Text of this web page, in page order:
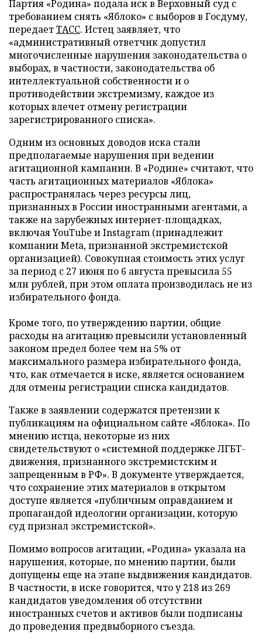
Партия «Родина» подала иск в Верховный суд с
требованием снять «Яблоко» с выборов в Госдуму,
передаетТАСС. Истец заявляет, что
«административный ответчик допустил
многочисленные нарушения законодательства о
выборах, в частности, законодательства об
интеллектуальной собственности и о
противодействии экстремизму, каждое из
которых влечет отмену регистрации
зарегистрированного списка».
Одним из основных доводов иска стали
предполагаемые нарушения при ведении
агитационной кампании. В «Родине» считают, что
часть агитационных материалов «Яблока»
распространялась через ресурсы лиц,
признанных в России иностранными агентами, а
также на зарубежных интернет-площадках,
включая YouTube и Instagram (принадлежит
компании Meta, признанной экстремистской
организацией). Совокупная стоимость этих услуг
за период с 27 июня по 6 августа превысила 55
млн рублей, при этом оплата производилась не из
избирательного фонда.
Кроме того, по утверждению партии, общие
расходы на агитацию превысили установленный
законом предел более чем на 5% от
максимального размера избирательного фонда,
что, как отмечается в иске, является основанием
для отмены регистрации списка кандидатов.
Также в заявлении содержатся претензии к
публикациям на официальном сайте «Яблока». По
мнению истца, некоторые из них
свидетельствуют о «системной поддержке ЛГБТ-
движения, признанного экстремистским и
запрещенным в РФ». В документе утверждается,
что сохранение этих материалов в открытом
доступе является «публичным оправданием и
пропагандой идеологии организации, которую
суд признал экстремистской».
Помимо вопросов агитации, «Родина» указала на
нарушения, которые, по мнению партии, были
допущены еще на этапе выдвижения кандидатов.
В частности, в иске говорится, что у 218 из 269
кандидатов уведомления об отсутствии
иностранных счетов и активов были подписаны
до проведения предвыборного съезда.